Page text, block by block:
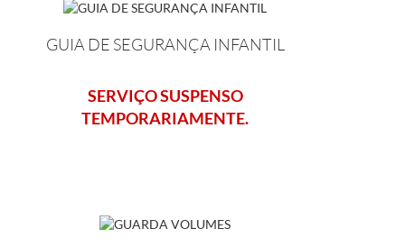
GUIA DE SEGURANÇA INFANTIL
SERVIÇO SUSPENSO
TEMPORARIAMENTE.